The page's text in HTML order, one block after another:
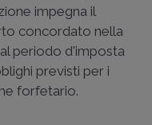
impegna il
concordato nella
periodo d'imposta
previsti per i
forfetario.